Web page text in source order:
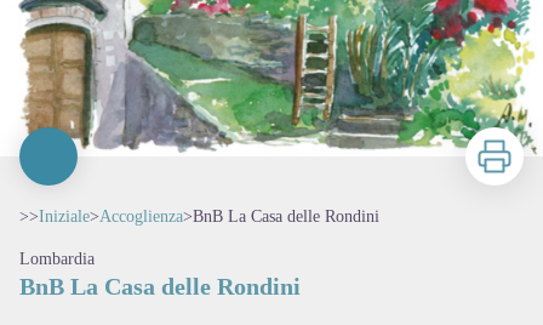
Stampa
>>Iniziale>Accoglienza>BnB La Casa delle Rondini
Lombardia
BnB La Casa delle Rondini